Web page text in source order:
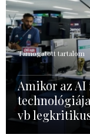
Támogatott tartalom
Amikor az
vb